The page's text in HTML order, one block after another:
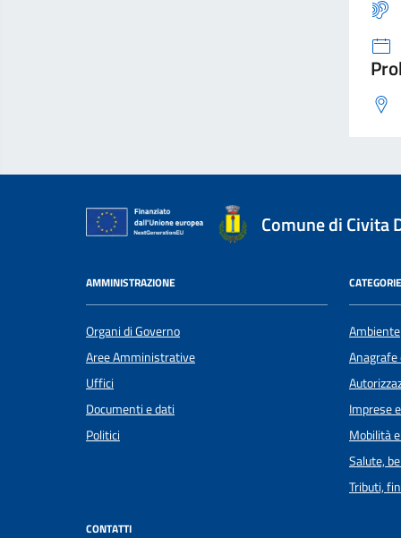
Comune di Civita
AMMINISTRAZIONE
Organi di Governo
Aree Amministrative
Uffici
Documenti e dati
Politici
Ambiente
Imprese
Mobilità
Salute,
Tributi,
CONTATTI